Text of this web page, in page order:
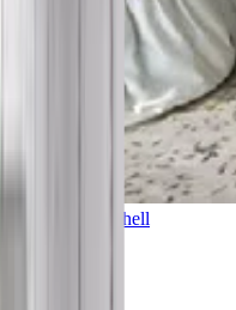
Master Sea Shell